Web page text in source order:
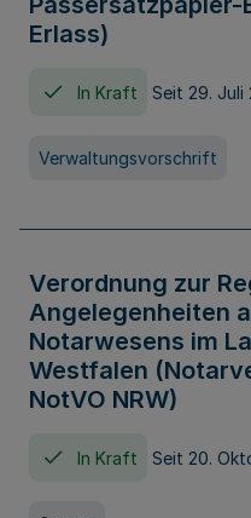
Erlass)
In Kraft Seit 29. Juli
Verwaltungsvorschrift
Verordnung zur
Angelegenheiten
Notarwesens im
Westfalen
NotVO NRW)
In Kraft Seit 20.